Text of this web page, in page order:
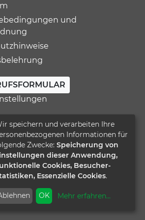
und
speichern und verarbeiten Ihre
Informationen für
Zwecke: Speicherung von
dieser Anwendung,
Cookies, Besucher-
Essenzielle Cookies.
OK Mehr erfahren...